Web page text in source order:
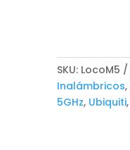
SKU: LocoM5
Inalámbricos,
5GHz, Ubiquiti,